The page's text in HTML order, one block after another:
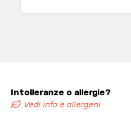
Intolleranze o allergie?
Vedi info e allergeni